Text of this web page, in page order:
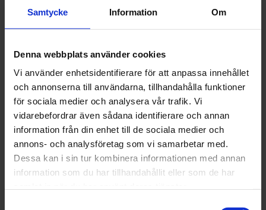
Samtycke Information Om
Denna webbplats använder cookies
Vi använder enhetsidentifierare för att anpassa innehållet
och annonserna till användarna, tillhandahålla funktioner
för sociala medier och analysera vår trafik. Vi
vidarebefordrar även sådana identifierare och annan
information från din enhet till de sociala medier och
annons- och analysföretag som vi samarbetar med.
Dessa kan i sin tur kombinera informationen med annan
information som du har tillhandahållit eller som de har